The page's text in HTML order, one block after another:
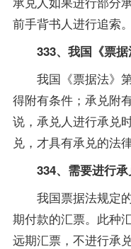
前手背书人进行追索。
333、我国《票据
我国《票据法》第
得附有条件；承兑附
说，承兑人进行承兑
兑，才具有承兑的法律
334、需要进行承
我国票据法规定的
期付款的汇票。此种
远期汇票，不进行承